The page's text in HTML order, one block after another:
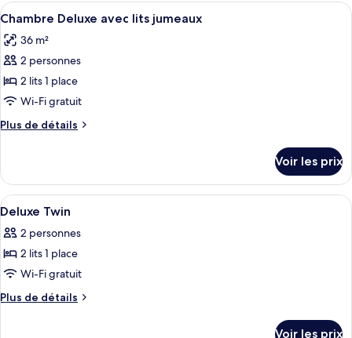
Afficher
toutes
les
photos
pour
ce
type
de
Chambre
Deluxe
avec
lits
jumeaux
Une chambre d’hôtel avec deux lits,
9
Chambre Deluxe avec lits jumeaux
36 m²
2 personnes
2 lits 1 place
Wi-Fi gratuit
Plus de détails
Plus
le
type
de
Chambre
Deluxe
lits
jumeaux
Voir les prix
Afficher
toutes
les
photos
pour
ce
Literie de qualité supérieure,
10
Deluxe Twin
2 personnes
2 lits 1 place
Wi-Fi gratuit
Plus de détails
Plus
Voir les prix